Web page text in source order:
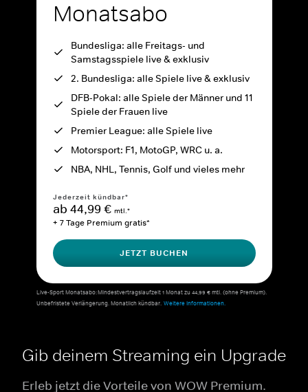
Monatsabo
Bundesliga: alle Freitags- und
Samstagsspiele live & exklusiv
2. Bundesliga: alle Spiele live & exklusiv
DFB-Pokal: alle Spiele der Männer und 11
Spiele der Frauen live
Premier League: alle Spiele live
Motorsport: F1, MotoGP, WRC u. a.
NBA, NHL, Tennis, Golf und vieles mehr
Jederzeit kündbar*
ab 44,99 € mtl.*
+ 7 Tage Premium gratis*
JETZT BUCHEN
Live-Sport Monatsabo: Mindestvertragslaufzeit 1 Monat zu 44,99 € mtl. (ohne Premium).
Unbefristete Verlängerung. Monatlich kündbar. Weitere Informationen.
Gib deinem Streaming ein Upgrade
Erleb jetzt die Vorteile von WOW Premium.